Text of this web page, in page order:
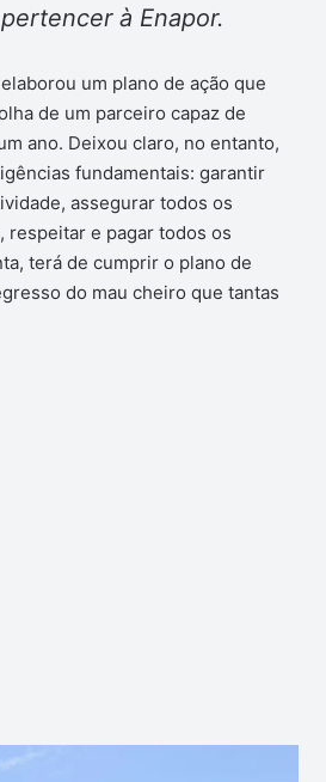
à Enapor.
um plano de ação que
de um parceiro capaz de
ano. Deixou claro, no entanto,
fundamentais: garantir
assegurar todos os
e pagar todos os
terá de cumprir o plano de
do mau cheiro que tantas